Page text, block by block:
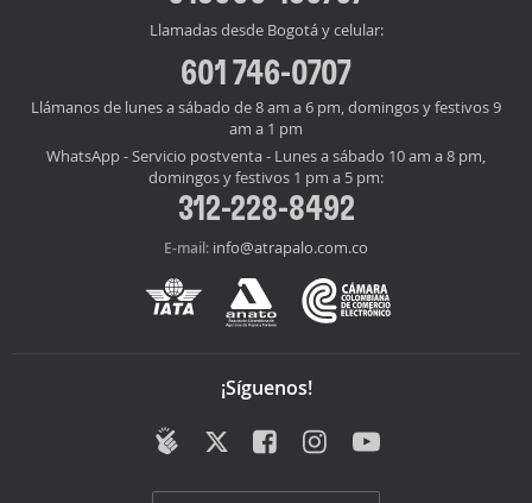
Llamadas desde Bogotá y celular:
601 746-0707
Llámanos de lunes a sábado de 8 am a 6 pm, domingos y festivos 9
am a 1 pm
WhatsApp - Servicio postventa - Lunes a sábado 10 am a 8 pm,
domingos y festivos 1 pm a 5 pm:
312-228-8492
E-mail: info@atrapalo.com.co
¡Síguenos!